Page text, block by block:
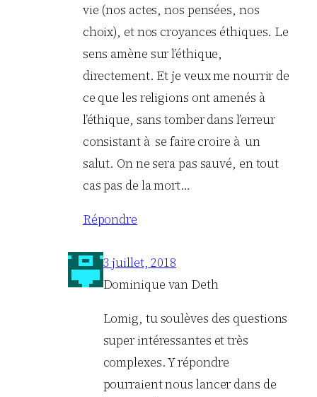
vie (nos actes, nos pensées, nos
choix), et nos croyances éthiques. Le
sens amène sur l’éthique,
directement. Et je veux me nourrir de
ce que les religions ont amenés à
l’éthique, sans tomber dans l’erreur
consistant à se faire croire à un
salut. On ne sera pas sauvé, en tout
cas pas de la mort…
Répondre
3 juillet, 2018
Dominique van Deth
Lomig, tu soulèves des questions
super intéressantes et très
complexes. Y répondre
pourraient nous lancer dans de